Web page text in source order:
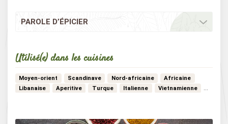
PAROLE D’ÉPICIER
Utilisé(e) dans les cuisines
Moyen-orient Scandinave Nord-africaine
Africaine
Libanaise
Aperitive Turque Italienne
Vietnamienne
Mediterraneenne
Creole …